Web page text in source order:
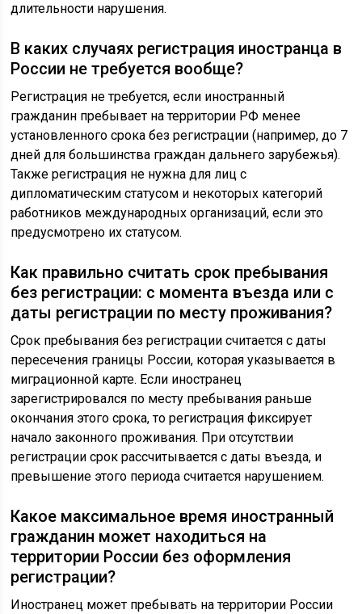
длительности нарушения.
В каких случаях регистрация иностранца в
России не требуется вообще?
Регистрация не требуется, если иностранный
гражданин пребывает на территории РФ менее
установленного срока без регистрации (например, до 7
дней для большинства граждан дальнего зарубежья).
Также регистрация не нужна для лиц с
дипломатическим статусом и некоторых категорий
работников международных организаций, если это
предусмотрено их статусом.
Как правильно считать срок пребывания
без регистрации: с момента въезда или с
даты регистрации по месту проживания?
Срок пребывания без регистрации считается с даты
пересечения границы России, которая указывается в
миграционной карте. Если иностранец
зарегистрировался по месту пребывания раньше
окончания этого срока, то регистрация фиксирует
начало законного проживания. При отсутствии
регистрации срок рассчитывается с даты въезда, и
превышение этого периода считается нарушением.
Какое максимальное время иностранный
гражданин может находиться на
территории России без оформления
регистрации?
Иностранец может пребывать на территории России